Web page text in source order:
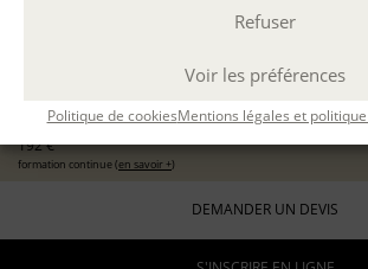
Refuser
Voir les préférences
Politique de cookiesMentions légales et
EXPÉRIMENTER L'ATELIER D'ÉCRITURE
pour les particuliers
192 €
formation continue (en savoir +)
DEMANDER UN DEVIS